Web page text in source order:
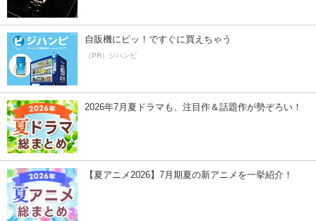
自販機にピッ！ですぐに買えちゃう
（PR）ジハンピ
2026年7月夏ドラマも、注目作＆話題作が勢ぞろい！
【夏アニメ2026】7月期夏の新アニメを一挙紹介！